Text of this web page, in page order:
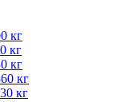
кг
кг
кг
кг
кг